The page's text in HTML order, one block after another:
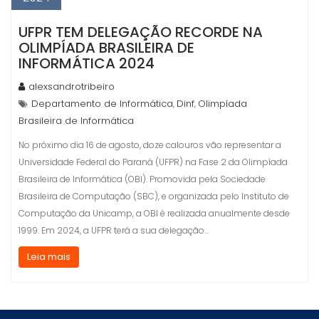
UFPR TEM DELEGAÇÃO RECORDE NA
OLIMPÍADA BRASILEIRA DE
INFORMÁTICA 2024
alexsandrotribeiro
Departamento de Informática, Dinf, Olimpíada
Brasileira de Informática
No próximo dia 16 de agosto, doze calouros vão representar a
Universidade Federal do Paraná (UFPR) na Fase 2 da Olimpíada
Brasileira de Informática (OBI). Promovida pela Sociedade
Brasileira de Computação (SBC), e organizada pelo Instituto de
Computação da Unicamp, a OBI é realizada anualmente desde
1999. Em 2024, a UFPR terá a sua delegação…
Leia mais